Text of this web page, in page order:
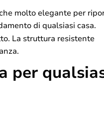
molto elegante per
di qualsiasi casa.
La struttura resistente
per